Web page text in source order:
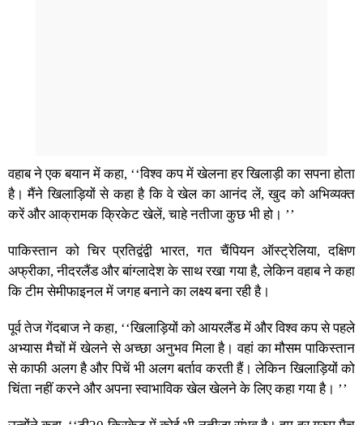
वहाब ने एक बयान में कहा, ‘‘विश्व कप में खेलना हर खिलाड़ी का सपना होता
है। मैंने खिलाड़ियों से कहा है कि वे खेल का आनंद लें, खुद को अभिव्यक्त
करें और आक्रामक क्रिकेट खेलें, चाहे नतीजा कुछ भी हो। ’’
पाकिस्तान को चिर प्रतिद्वंद्वी भारत, गत चैंपियन ऑस्ट्रेलिया, दक्षिण
अफ्रीका, नीदरलैंड और बांग्लादेश के साथ रखा गया है, लेकिन वहाब ने कहा
कि टीम सेमीफाइनल में जगह बनाने का लक्ष्य बना रही है।
पूर्व तेज गेंदबाज ने कहा, ‘‘खिलाड़ियों को आयरलैंड में और विश्व कप से पहले
अभ्यास मैचों में खेलने से अच्छा अनुभव मिला है। वहां का मौसम पाकिस्तान
से काफी अलग है और पिचें भी अलग बर्ताव करती हैं। लेकिन खिलाड़ियों को
चिंता नहीं करने और अपना स्वाभाविक खेल खेलने के लिए कहा गया है। ’’